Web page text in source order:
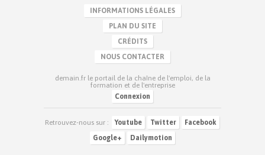
INFORMATIONS LÉGALES
PLAN DU SITE
CRÉDITS
NOUS CONTACTER
demain.fr le portail de la chaîne de l'emploi, de la
formation et de l'entreprise
Connexion
Retrouvez-nous sur : Youtube Twitter
Facebook
Google+
Dailymotion